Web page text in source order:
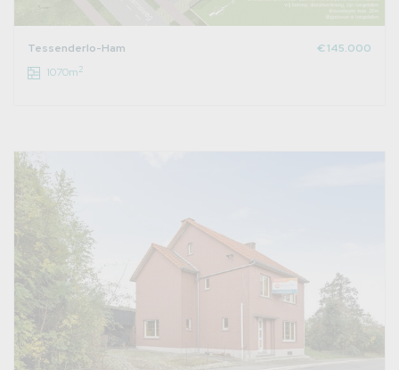
Tessenderlo-Ham
€ 145.000
1070m2